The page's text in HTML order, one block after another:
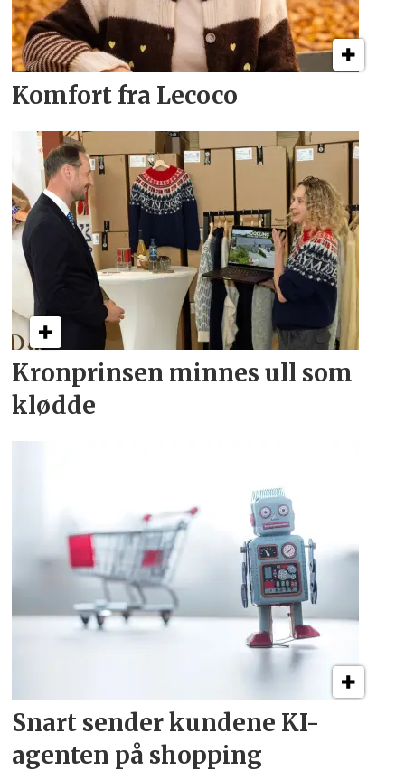
Komfort fra Lecoco
Kronprinsen minnes ull som
klødde
Snart sender kundene KI-
agenten på shopping